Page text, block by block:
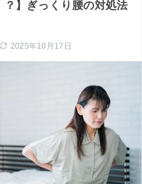
？】ぎっくり腰の対処法
2025年10月17日